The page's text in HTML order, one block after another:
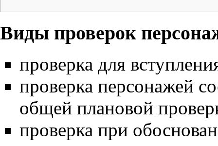
Виды проверок
проверка для
проверка персонажей
общей плановой
проверка при